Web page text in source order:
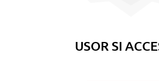
USOR SI